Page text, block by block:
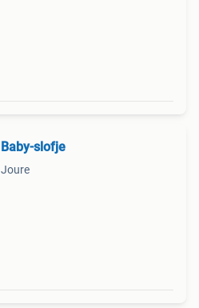
Baby-slofje
Joure